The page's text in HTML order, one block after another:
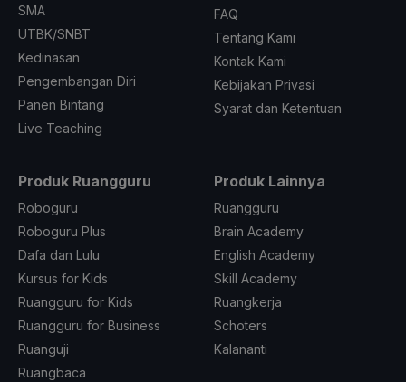
SMA
UTBK/SNBT
Kedinasan
Pengembangan Diri
Panen Bintang
Live Teaching
FAQ
Tentang Kami
Kontak Kami
Kebijakan Privasi
Syarat dan Ketentuan
Produk Ruangguru
Roboguru
Roboguru Plus
Dafa dan Lulu
Kursus for Kids
Ruangguru for Kids
Ruangguru for Business
Ruanguji
Ruangbaca
Produk Lainnya
Ruangguru
Brain Academy
English Academy
Skill Academy
Ruangkerja
Schoters
Kalananti